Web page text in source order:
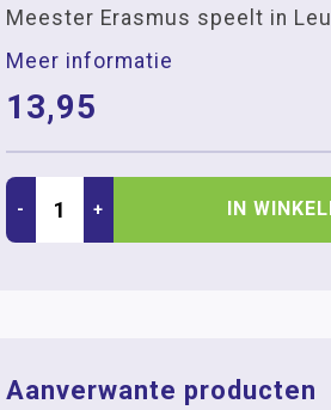
Meester Erasmus speelt in
Meer informatie
13,95
- + IN
Aanverwante producten